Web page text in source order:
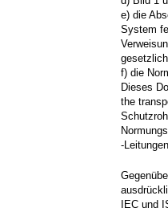
e) die
System
f) die
Dieses
the
-
IEC und